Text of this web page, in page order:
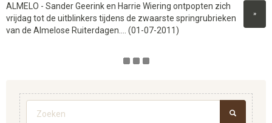
»
ALMELO - Sander Geerink en Harrie Wiering ontpopten zich
vrijdag tot de uitblinkers tijdens de zwaarste springrubrieken
van de Almelose Ruiterdagen.... (01-07-2011)
Zoekveld